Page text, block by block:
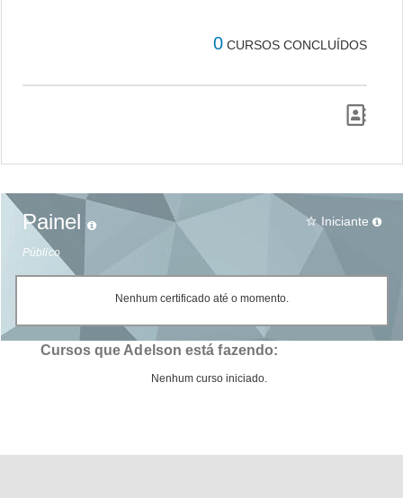
0 CURSOS CONCLUÍDOS
Painel
Público
star_border Iniciante
Nenhum certificado até o momento.
Cursos que Adelson está fazendo:
Nenhum curso iniciado.